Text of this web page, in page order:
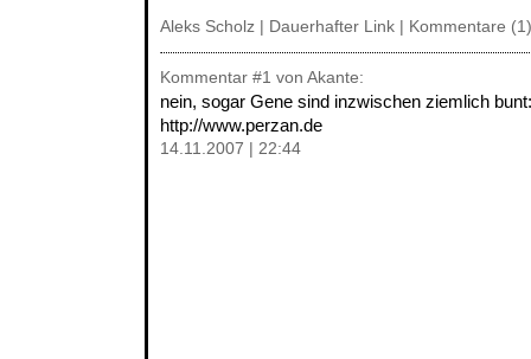
Aleks Scholz | Dauerhafter Link Kommentare (1)
Kommentar #1 von Akante:
nein, sogar Gene sind inzwischen ziemlich bunt:
http://www.perzan.de
14.11.2007 | 22:44